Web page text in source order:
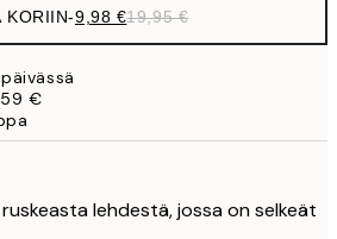
KORIIN-9,98 €19,95 €
€
lehdestä, jossa on selkeät